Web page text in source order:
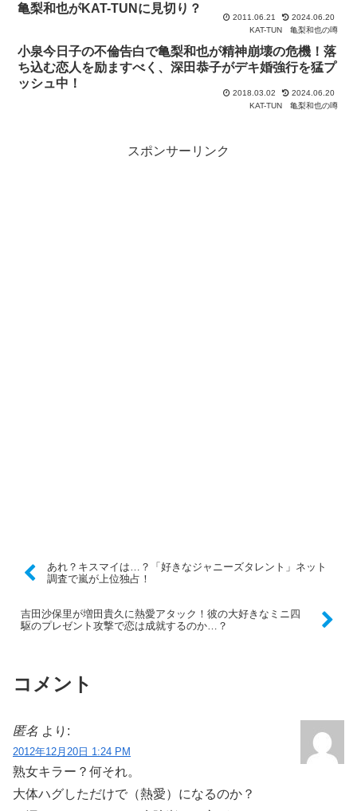
亀梨和也がKAT-TUNに見切り？
2011.06.21
2024.06.20
KAT-TUN
亀梨和也の噂
小泉今日子の不倫告白で亀梨和也が精神崩壊の危機！落
ち込む恋人を励ますべく、深田恭子がデキ婚強行を猛プ
ッシュ中！
2018.03.02
2024.06.20
KAT-TUN
亀梨和也の噂
スポンサーリンク
あれ？キスマイは…？「好きなジャニーズタレント」ネット
調査で嵐が上位独占！
吉田沙保里が増田貴久に熱愛アタック！彼の大好きなミニ四
駆のプレゼント攻撃で恋は成就するのか…？
コメント
匿名 より:
2012年12月20日 1:24 PM
熟女キラー？何それ。
大体ハグしただけで（熱愛）になるのか？